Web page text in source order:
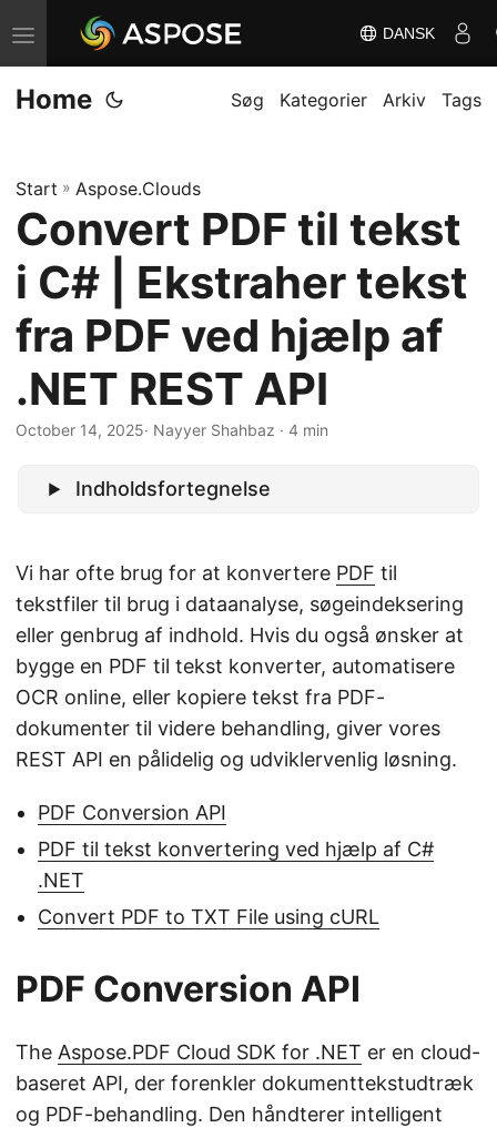
S
k
i
n
a
g
a
i
o
DANSK
Home Søg Kategorier Arkiv Tags
Start » Aspose.Clouds
Convert PDF til tekst
i C# | Ekstraher tekst
fra PDF ved hjælp af
.NET REST API
October 14, 2025· Nayyer Shahbaz · 4 min
Indholdsfortegnelse
Vi har ofte brug for at konvertere PDF til
tekstfiler til brug i dataanalyse, søgeindeksering
eller genbrug af indhold. Hvis du også ønsker at
bygge en PDF til tekst konverter, automatisere
OCR online, eller kopiere tekst fra PDF-
dokumenter til videre behandling, giver vores
REST API en pålidelig og udviklervenlig løsning.
PDF Conversion API
PDF til tekst konvertering ved hjælp af C#
.NET
Convert PDF to TXT File using cURL
PDF Conversion API
The Aspose.PDF Cloud SDK for .NET er en cloud-
baseret API, der forenkler dokumenttekstudtræk
og PDF-behandling. Den håndterer intelligent